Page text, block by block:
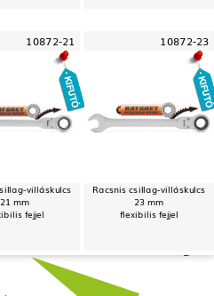
10872-21
villáskulcs
21 mm
fejjel
10872-23
Racsnis csillag-villáskulcs
23 mm
flexibilis fejjel